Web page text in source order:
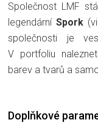
Společnost LMF
legendární Spork
společnosti je
V portfoliu
barev a tvarů a
Doplňkové